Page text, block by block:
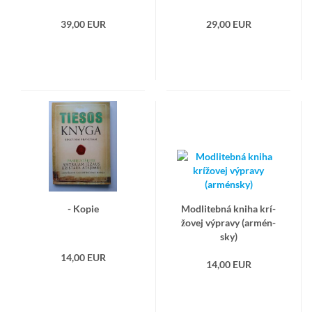
39,00 EUR 29,00 EUR
- Kopie
14,00 EUR
Mod­li­teb­ná kniha krí­
žo­vej vý­pra­vy (ar­mén­
sky)
14,00 EUR